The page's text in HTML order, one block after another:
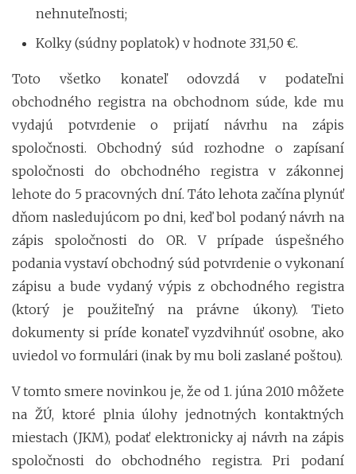
nehnuteľnosti;
Kolky (súdny poplatok) v hodnote 331,50 €.
Toto všetko konateľ odovzdá v podateľni
obchodného registra na obchodnom súde, kde mu
vydajú potvrdenie o prijatí návrhu na zápis
spoločnosti. Obchodný súd rozhodne o zapísaní
spoločnosti do obchodného registra v zákonnej
lehote do 5 pracovných dní. Táto lehota začína plynúť
dňom nasledujúcom po dni, keď bol podaný návrh na
zápis spoločnosti do OR. V prípade úspešného
podania vystaví obchodný súd potvrdenie o vykonaní
zápisu a bude vydaný výpis z obchodného registra
(ktorý je použiteľný na právne úkony). Tieto
dokumenty si príde konateľ vyzdvihnúť osobne, ako
uviedol vo formulári (inak by mu boli zaslané poštou).
V tomto smere novinkou je, že od 1. júna 2010 môžete
na ŽÚ, ktoré plnia úlohy jednotných kontaktných
miestach (JKM), podať elektronicky aj návrh na zápis
spoločnosti do obchodného registra. Pri podaní